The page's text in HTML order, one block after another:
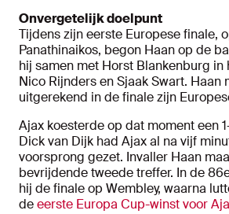
Onvergetelijk doelpunt
Tijdens zijn eerste Europese finale,
Panathinaikos, begon Haan op de
hij samen met Horst Blankenburg in
Nico Rijnders en Sjaak Swart. Haan
uitgerekend in de finale zijn
Ajax koesterde op dat moment een
Dick van Dijk had Ajax al na vijf
voorsprong gezet. Invaller Haan
bevrijdende tweede treffer. In de
hij de finale op Wembley, waarna
deeerste Europa Cup-winst voor